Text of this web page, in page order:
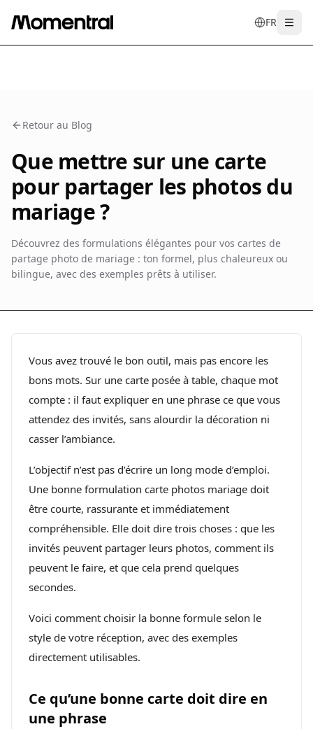
FR
entrdees
Retour au Blog
Que mettre sur une carte
pour partager les photos du
mariage ?
Découvrez des formulations élégantes pour vos cartes de
partage photo de mariage : ton formel, plus chaleureux ou
bilingue, avec des exemples prêts à utiliser.
Vous avez trouvé le bon outil, mais pas encore les
bons mots. Sur une carte posée à table, chaque mot
compte : il faut expliquer en une phrase ce que vous
attendez des invités, sans alourdir la décoration ni
casser l’ambiance.
L’objectif n’est pas d’écrire un long mode d’emploi.
Une bonne formulation carte photos mariage doit
être courte, rassurante et immédiatement
compréhensible. Elle doit dire trois choses : que les
invités peuvent partager leurs photos, comment ils
peuvent le faire, et que cela prend quelques
secondes.
Voici comment choisir la bonne formule selon le
style de votre réception, avec des exemples
directement utilisables.
Ce qu’une bonne carte doit dire en
une phrase